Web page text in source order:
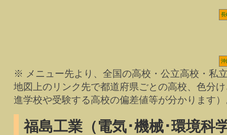
長
沖
※ メニュー先より、全国の高校・公立高校・私
地図上のリンク先で都道府県ごとの高校、色分
進学校や受験する高校の偏差値等が分かります
福島工業（電気･機械･環境科